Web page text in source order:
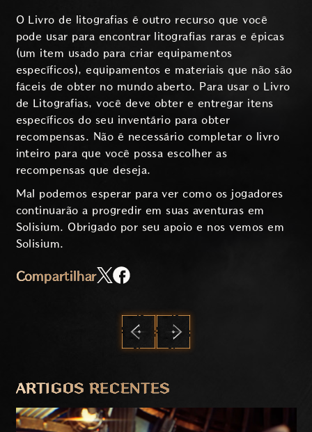
O Livro de litografias é outro recurso que você
pode usar para encontrar litografias raras e épicas
(um item usado para criar equipamentos
específicos), equipamentos e materiais que não são
fáceis de obter no mundo aberto. Para usar o Livro
de Litografias, você deve obter e entregar itens
específicos do seu inventário para obter
recompensas. Não é necessário completar o livro
inteiro para que você possa escolher as
recompensas que deseja.
Mal podemos esperar para ver como os jogadores
continuarão a progredir em suas aventuras em
Solisium. Obrigado por seu apoio e nos vemos em
Solisium.
Compartilhar
ARTIGOS RECENTES